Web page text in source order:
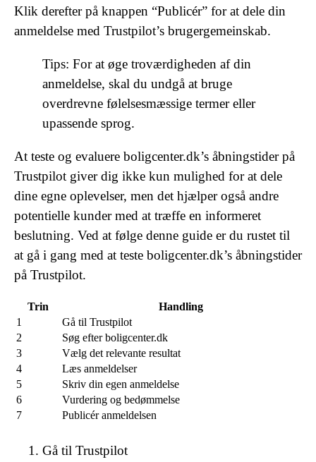
Klik derefter på knappen “Publicér” for at dele din
anmeldelse med Trustpilot’s brugergemeinskab.
Tips: For at øge troværdigheden af ​​din
anmeldelse, skal du undgå at bruge
overdrevne følelsesmæssige termer eller
upassende sprog.
At teste og evaluere boligcenter.dk’s åbningstider på
Trustpilot giver dig ikke kun mulighed for at dele
dine egne oplevelser, men det hjælper også andre
potentielle kunder med at træffe en informeret
beslutning. Ved at følge denne guide er du rustet til
at gå i gang med at teste boligcenter.dk’s åbningstider
på Trustpilot.
Trin
Handling
1
Gå til Trustpilot
2
Søg efter boligcenter.dk
3
Vælg det relevante resultat
4
Læs anmeldelser
5
Skriv din egen anmeldelse
6
Vurdering og bedømmelse
7
Publicér anmeldelsen
Gå til Trustpilot